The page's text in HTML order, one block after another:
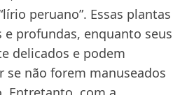
peruano”. Essas plantas
e profundas, enquanto seus
delicados e podem
se não forem manuseados